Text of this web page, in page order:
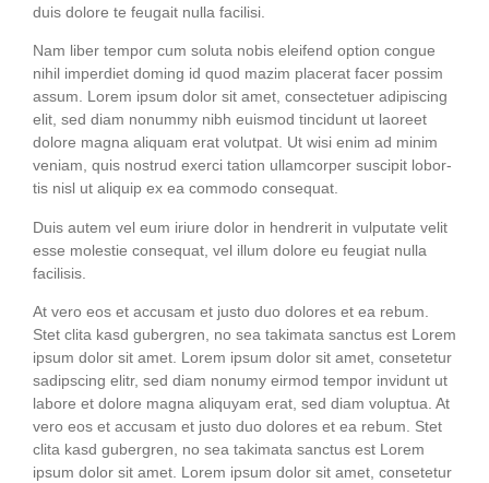
duis dolo­re te feu­gait nulla facilisi.
Nam liber tem­por cum solu­ta nobis eleifend opti­on con­gue
nihil imper­diet dom­ing id quod mazim pla­ce­rat facer possim
assum. Lorem ipsum dolor sit amet, con­sec­te­tuer adi­pi­scing
elit, sed diam nonum­my nibh euis­mod tin­cidunt ut lao­reet
dolo­re magna ali­quam erat volut­pat. Ut wisi enim ad minim
veniam, quis nostrud exer­ci tati­on ullam­cor­per sus­ci­pit lob­or­
tis nisl ut ali­quip ex ea com­mo­do consequat.
Duis autem vel eum iri­ure dolor in hendre­rit in vul­pu­ta­te velit
esse moles­tie con­se­quat, vel illum dolo­re eu feu­gi­at nulla
facilisis.
At vero eos et accu­sam et jus­to duo dolo­res et ea rebum.
Stet cli­ta kasd guber­gren, no sea taki­ma­ta sanc­tus est Lorem
ipsum dolor sit amet. Lorem ipsum dolor sit amet, con­sete­tur
sadipscing elitr, sed diam nonumy eirm­od tem­por invidunt ut
labo­re et dolo­re magna ali­quyam erat, sed diam volup­tua. At
vero eos et accu­sam et jus­to duo dolo­res et ea rebum. Stet
cli­ta kasd guber­gren, no sea taki­ma­ta sanc­tus est Lorem
ipsum dolor sit amet. Lorem ipsum dolor sit amet, con­sete­tur